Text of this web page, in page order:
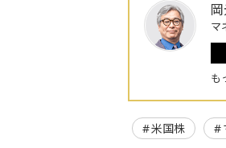
マ
も
米国株